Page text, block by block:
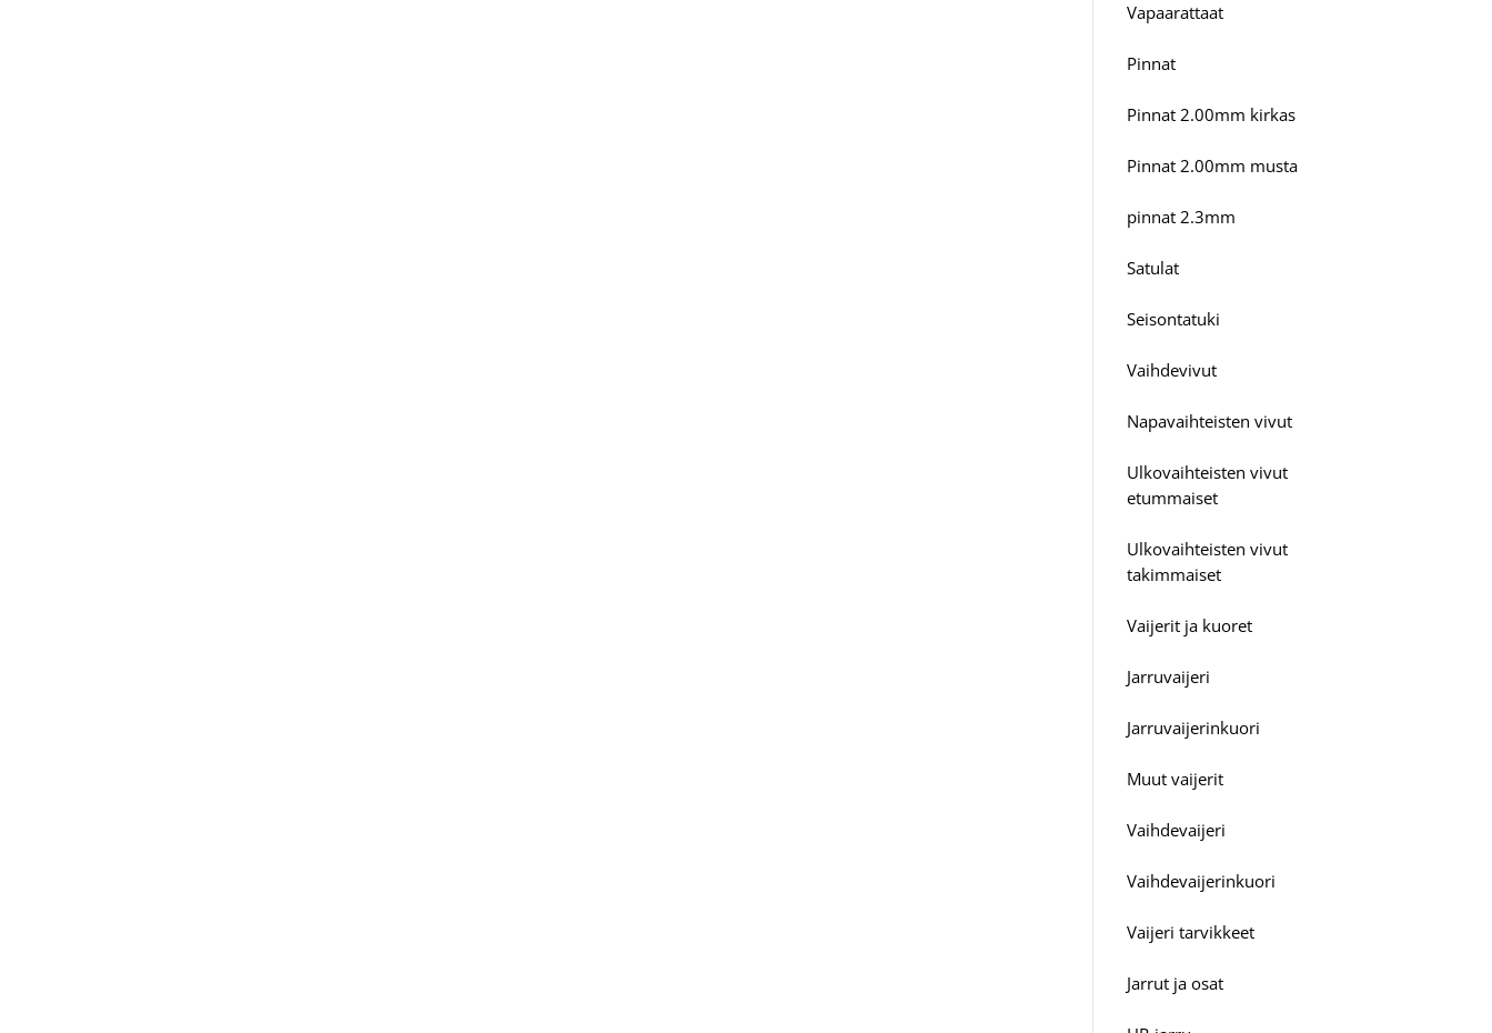
Vapaarattaat
Pinnat
Pinnat 2.00mm kirkas
Pinnat 2.00mm musta
pinnat 2.3mm
Satulat
Seisontatuki
Vaihdevivut
Napavaihteisten vivut
Ulkovaihteisten vivut
etummaiset
Ulkovaihteisten vivut
takimmaiset
Vaijerit ja kuoret
Jarruvaijeri
Jarruvaijerinkuori
Muut vaijerit
Vaihdevaijeri
Vaihdevaijerinkuori
Vaijeri tarvikkeet
Jarrut ja osat